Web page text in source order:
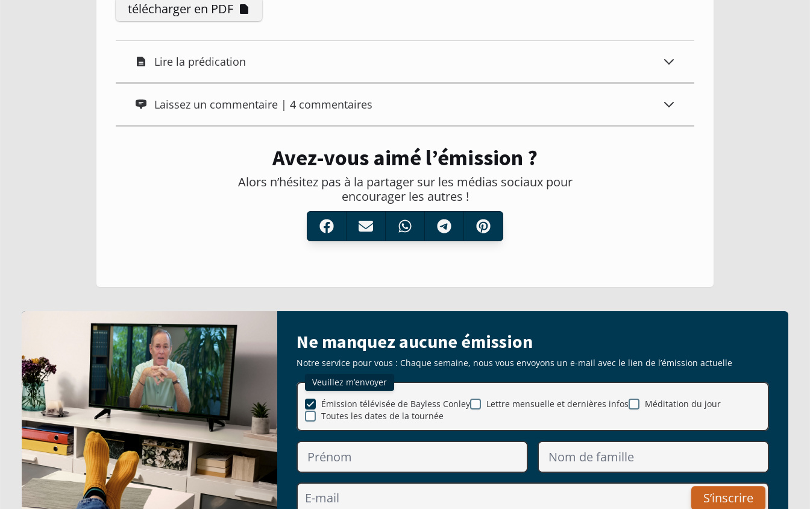
télécharger en PDF
Lire la prédication
Laissez un commentaire | 4 commentaires
Avez-vous aimé l’émission ?
Alors n’hésitez pas à la partager sur les médias sociaux pour
encourager les autres !
Ne manquez aucune émission
Notre service pour vous : Chaque semaine, nous vous envoyons un e-mail avec le lien de l’émission actuelle
Veuillez m’envoyer
Lettre mensuelle et dernières infos
Méditation du jour
Émission télévisée de Bayless Conley
Toutes les dates de la tournée
S’inscrire